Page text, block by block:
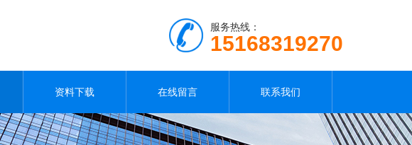
服务热线：
15168319270
资料下载 在线留言 联系我们